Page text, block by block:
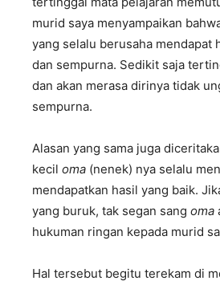
murid saya menyampaikan
yang selalu berusaha mendapat
dan sempurna. Sedikit saja
dan akan merasa dirinya tidak
sempurna.
Alasan yang sama juga
kecil oma (nenek) nya selalu
mendapatkan hasil yang baik.
yang buruk, tak segan sang oma
hukuman ringan kepada murid
Hal tersebut begitu terekam di